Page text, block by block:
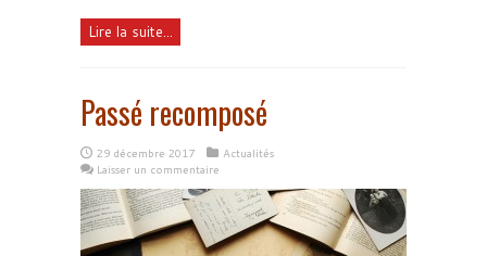
Lire la suite...
Passé recomposé
29 décembre 2017
Actualités
Laisser un commentaire